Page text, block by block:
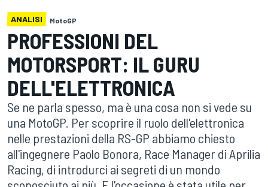
ANALISI MotoGP
PROFESSIONI DEL
MOTORSPORT: IL GURU
DELL'ELETTRONICA
Se ne parla spesso, ma è una cosa non si vede su
una MotoGP. Per scoprire il ruolo dell'elettronica
nelle prestazioni della RS-GP abbiamo chiesto
all'ingegnere Paolo Bonora, Race Manager di Aprilia
Racing, di introdurci ai segreti di un mondo